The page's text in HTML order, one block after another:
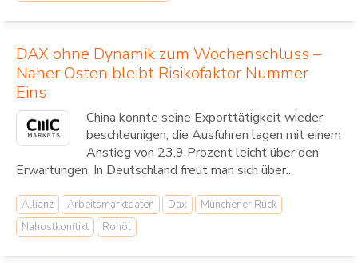
DAX ohne Dynamik zum Wochenschluss –
Naher Osten bleibt Risikofaktor Nummer
Eins
China konnte seine Exporttätigkeit wieder
beschleunigen, die Ausfuhren lagen mit einem
Anstieg von 23,9 Prozent leicht über den
Erwartungen. In Deutschland freut man sich über...
Allianz Arbeitsmarktdaten Dax
Münchener Rück
Nahostkonflikt
Rohöl